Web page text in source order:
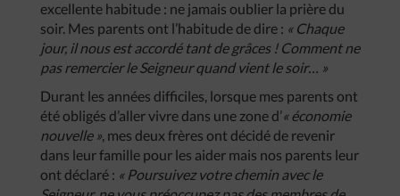
excellente habitude : ne jamais oublier la prière du
soir. Mes parents ont l’habitude de dire : « Chaque
jour, il nous est accordé tant de grâces ! Comment ne
pas remercier le Seigneur quand vient le soir… »
Durant les années difficiles, lorsque mes parents ont
été obligés d’aller vivre dans une zone d’« économie
nouvelle », mes deux frères ont décidé de revenir
dans leur famille pour les aider mais nos parents leur
ont déclaré : « Poursuivez votre chemin avec le